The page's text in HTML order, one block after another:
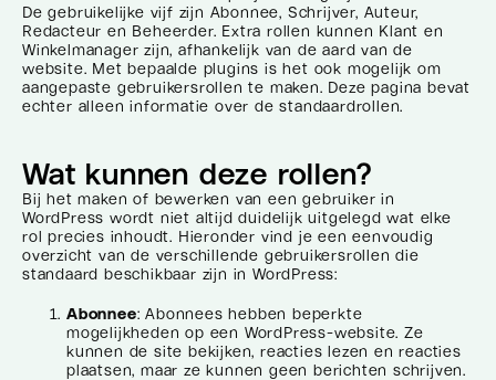
De gebruikelijke vijf zijn Abonnee, Schrijver, Auteur,
Redacteur en Beheerder. Extra rollen kunnen Klant en
Winkelmanager zijn, afhankelijk van de aard van de
website. Met bepaalde plugins is het ook mogelijk om
aangepaste gebruikersrollen te maken. Deze pagina bevat
echter alleen informatie over de standaardrollen.
Wat kunnen deze rollen?
Bij het maken of bewerken van een gebruiker in
WordPress wordt niet altijd duidelijk uitgelegd wat elke
rol precies inhoudt. Hieronder vind je een eenvoudig
overzicht van de verschillende gebruikersrollen die
standaard beschikbaar zijn in WordPress:
Abonnee: Abonnees hebben beperkte
mogelijkheden op een WordPress-website. Ze
kunnen de site bekijken, reacties lezen en reacties
plaatsen, maar ze kunnen geen berichten schrijven.